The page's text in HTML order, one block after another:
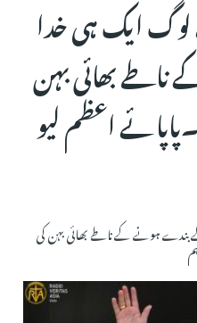
ایک ہی خدا
بھائی بہن
اعظم لیو
ہونے کے ناطے بھائی بہن کی